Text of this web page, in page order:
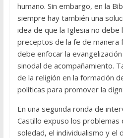
humano. Sin embargo, en la
siempre hay también una
idea de que la Iglesia no debe
preceptos de la fe de manera
debe enfocar la
sinodal de acompañamiento.
de la religión en la formación
políticas para promover la
En una segunda ronda de
Castillo expuso los problemas
soledad, el individualismo y el